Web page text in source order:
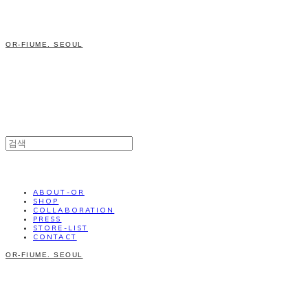
OR-FIUME. SEOUL
ABOUT-OR
SHOP
COLLABORATION
PRESS
STORE-LIST
CONTACT
OR-FIUME. SEOUL